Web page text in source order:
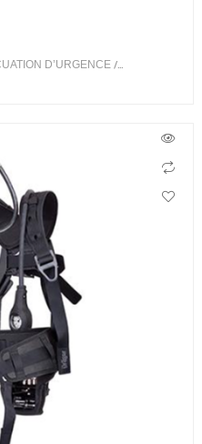
D’URGENCE/